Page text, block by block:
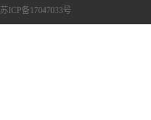
苏ICP备17047033号